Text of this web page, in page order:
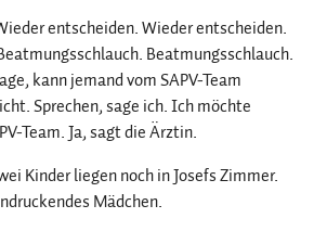
entscheiden. Wieder entscheiden.
Beatmungsschlauch.
kann jemand vom SAPV-Team
Sprechen, sage ich. Ich möchte
Team. Ja, sagt die Ärztin.
Kinder liegen noch in Josefs Zimmer.
Mädchen.